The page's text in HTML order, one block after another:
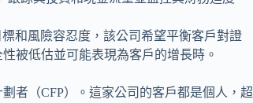
和風險容忍度，該公司希望平衡客戶對證
被低估並可能表現為客戶的增長時。
者（CFP）。這家公司的客戶都是個人，超